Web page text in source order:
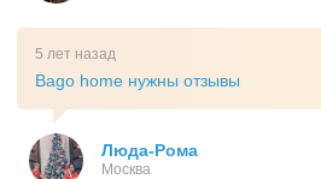
5 лет назад
Bago home нужны отзывы
Люда-Рома
Москва